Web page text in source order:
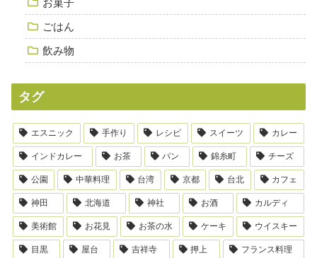
お菓子
ごはん
飲み物
タグ
エスニック 手作り レシピ スイーツ カレー
インドカレー お茶 パン 錦糸町 チーズ
公園 中華料理 台湾 京都 台北 カフェ
神田 北海道 神社 お酒 カルディ
美術館 お花見 お茶の水 ケーキ ウイスキー
目黒 屋台 吉祥寺 押上 フランス料理